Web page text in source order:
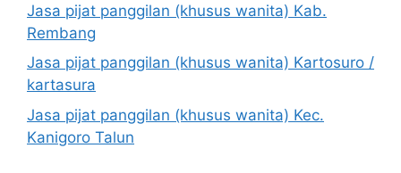
Jasa pijat panggilan (khusus wanita) Kab.
Rembang
Jasa pijat panggilan (khusus wanita) Kartosuro /
kartasura
Jasa pijat panggilan (khusus wanita) Kec.
Kanigoro Talun